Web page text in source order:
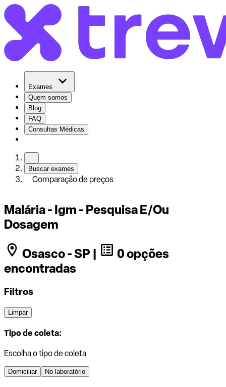
Exames
Quem somos
Blog
FAQ
Consultas Médicas
Buscar exames
Comparação de preços
Malária - Igm - Pesquisa E/Ou
Dosagem
Osasco - SP |
0 opções
encontradas
Filtros
Limpar
Tipo de coleta:
Escolha o tipo de coleta
Domiciliar No laboratório